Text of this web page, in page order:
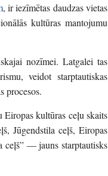
, ir iezīmētas daudzas vietas
kultūras mantojumu
nozīmei. Latgalei tas
veidot starptautiskas
procesos.
Eiropas kultūras ceļu skaits
Jūgendstila ceļš, Eiropas
ceļš” — jauns starptautisks